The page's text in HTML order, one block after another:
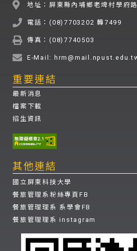
地址：屏東縣內埔鄉老埤村學府
電話：(08)7703202 轉7499
傳真：(08)7740503
E-Mail:
重要連結
最新消息
檔案下載
招生資訊
其他連結
國立屏東科技大學
餐旅管理系粉絲專頁FB
餐旅管理理系 系學會FB
餐旅管理理系 instagram